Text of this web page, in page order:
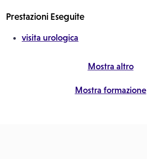
Prestazioni Eseguite
visita urologica
Mostra altro
Mostra formazione